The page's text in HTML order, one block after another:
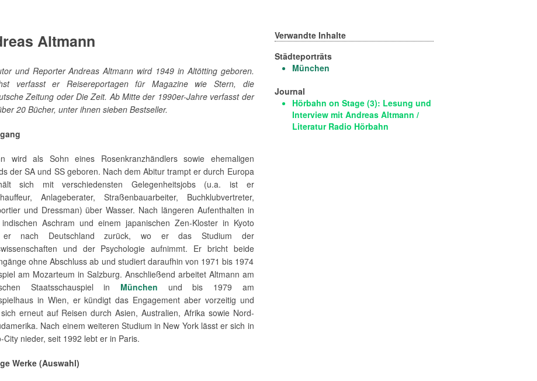
Altmann
und Reporter Andreas Altmann wird 1949 in Altötting geboren.
verfasst er Reisereportagen für Magazine wie Stern, die
Zeitung oder Die Zeit. Ab Mitte der 1990er-Jahre verfasst der
20 Bücher, unter ihnen sieben Bestseller.
wird als Sohn eines Rosenkranzhändlers sowie ehemaligen
der SA und SS geboren. Nach dem Abitur trampt er durch Europa
sich mit verschiedensten Gelegenheitsjobs (u.a. ist er
Anlageberater, Straßenbauarbeiter, Buchklubvertreter,
und Dressman) über Wasser. Nach längeren Aufenthalten in
Aschram und einem japanischen Zen-Kloster in Kyoto
nach Deutschland zurück, wo er das Studium der
und der Psychologie aufnimmt. Er bricht beide
ohne Abschluss ab und studiert daraufhin von 1971 bis 1974
am Mozarteum in Salzburg. Anschließend arbeitet Altmann am
Staatsschauspiel in München und bis 1979 am
in Wien, er kündigt das Engagement aber vorzeitig und
erneut auf Reisen durch Asien, Australien, Afrika sowie Nord-
Nach einem weiteren Studium in New York lässt er sich in
City nieder, seit 1992 lebt er in Paris.
Werke (Auswahl)
Verwandte Inhalte
Städteporträts
München
Journal
Hörbahn on Stage (3): Lesung und
Interview mit Andreas Altmann /
Literatur Radio Hörbahn